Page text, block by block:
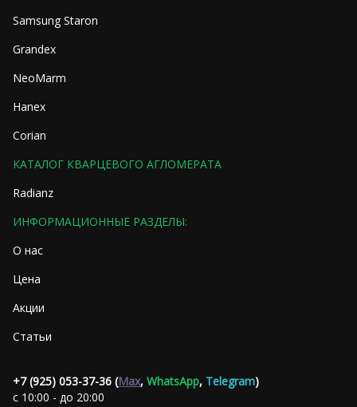
Samsung Staron
Grandex
NeoMarm
Hanex
Corian
КАТАЛОГ КВАРЦЕВОГО АГЛОМЕРАТА
Radianz
ИНФОРМАЦИОННЫЕ РАЗДЕЛЫ:
О нас
Цена
Акции
Статьи
+7 (925) 053-37-36 (Max, WhatsApp, Telegram)
с 10:00 - до 20:00